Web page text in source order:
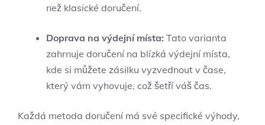
než klasické doručení.
Doprava na výdejní místa: Tato varianta
zahrnuje doručení na blízká výdejní místa,
kde si můžete zásilku vyzvednout v čase,
který vám vyhovuje, což šetří váš čas.
Každá metoda doručení má své specifické výhody,